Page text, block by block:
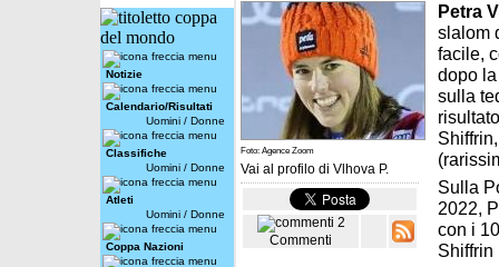
Notizie
Calendario/Risultati
Uomini / Donne
Classifiche
Uomini / Donne
Atleti
Uomini / Donne
Coppa Nazioni
Foto: Agence Zoom
Vai al profilo di Vlhova P.
2
Commenti
Petra
slalom
facile,
dopo
sulla
Sulla
2022,
con i
Shiffrin